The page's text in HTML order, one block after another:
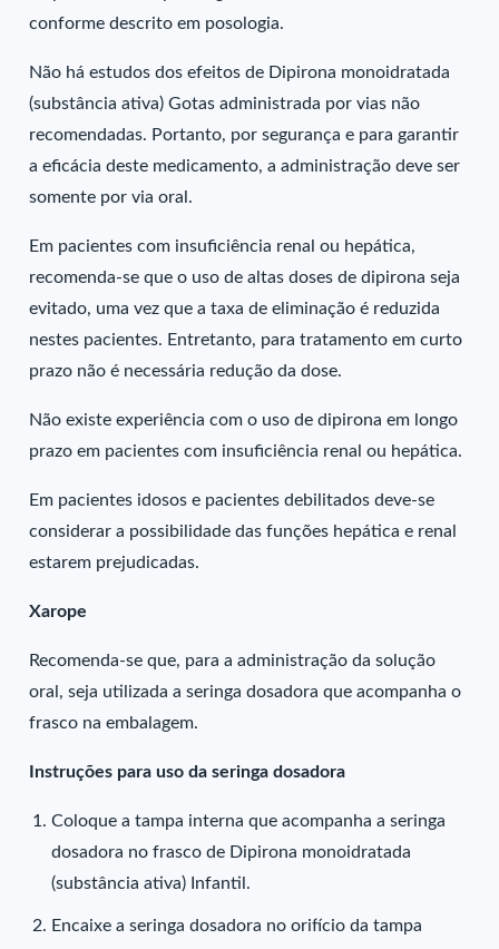
conforme descrito em posologia.
Não há estudos dos efeitos de Dipirona monoidratada
(substância ativa) Gotas administrada por vias não
recomendadas. Portanto, por segurança e para garantir
a eficácia deste medicamento, a administração deve ser
somente por via oral.
Em pacientes com insuficiência renal ou hepática,
recomenda-se que o uso de altas doses de dipirona seja
evitado, uma vez que a taxa de eliminação é reduzida
nestes pacientes. Entretanto, para tratamento em curto
prazo não é necessária redução da dose.
Não existe experiência com o uso de dipirona em longo
prazo em pacientes com insuficiência renal ou hepática.
Em pacientes idosos e pacientes debilitados deve-se
considerar a possibilidade das funções hepática e renal
estarem prejudicadas.
Xarope
Recomenda-se que, para a administração da solução
oral, seja utilizada a seringa dosadora que acompanha o
frasco na embalagem.
Instruções para uso da seringa dosadora
Coloque a tampa interna que acompanha a seringa
dosadora no frasco de Dipirona monoidratada
(substância ativa) Infantil.
Encaixe a seringa dosadora no orifício da tampa